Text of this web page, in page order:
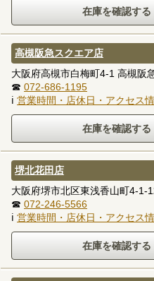
高槻阪急スクエア店
大阪府高槻市白梅町4-1 高槻阪
☎ 072-686-1195
ℹ 営業時間・店休日・アクセス
堺北花田店
大阪府堺市北区東浅香山町4-1-
☎ 072-246-5566
ℹ 営業時間・店休日・アクセス